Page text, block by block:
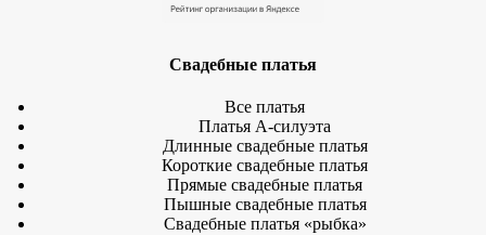
Свадебные платья
Все платья
Платья А-силуэта
Длинные свадебные платья
Короткие свадебные платья
Прямые свадебные платья
Пышные свадебные платья
Свадебные платья «рыбка»